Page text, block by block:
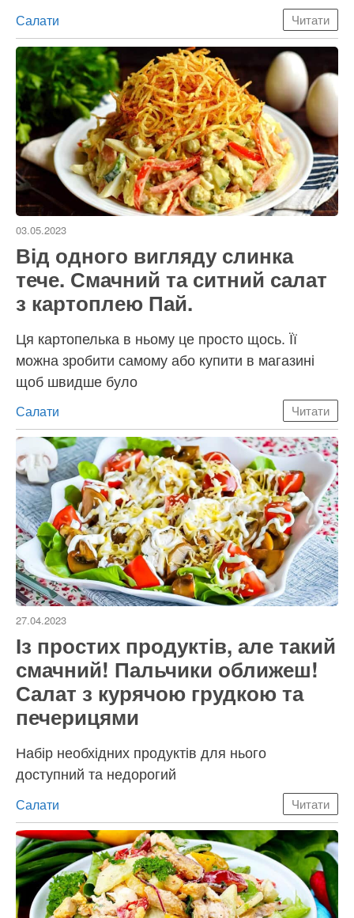
Категорії
Салати Читати
03.05.2023
Від одного вигляду слинка
тече. Смачний та ситний салат
з картоплею Пай.
Ця картопелька в ньому це просто щось. Її
можна зробити самому або купити в магазині
щоб швидше було
Категорії
Салати Читати
27.04.2023
Із простих продуктів, але такий
смачний! Пальчики оближеш!
Салат з курячою грудкою та
печерицями
Набір необхідних продуктів для нього
доступний та недорогий
Категорії
Салати Читати